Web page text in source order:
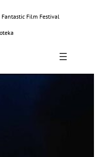
Film Festival